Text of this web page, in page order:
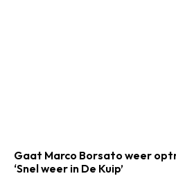
Gaat Marco Borsato weer
‘Snel weer in De Kuip’